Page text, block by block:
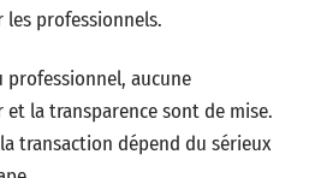
professionnels.
aucune
la transparence sont de mise.
transaction dépend du sérieux